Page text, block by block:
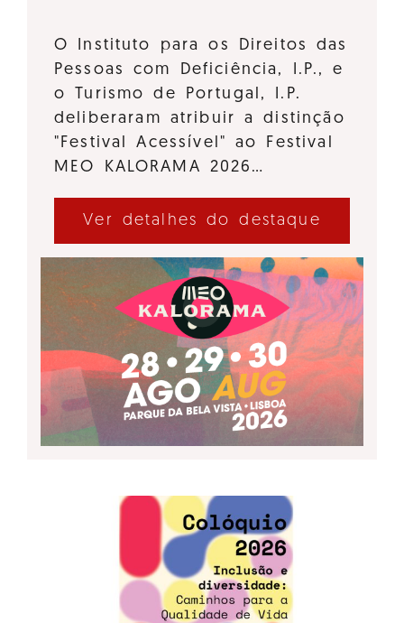
O Instituto para os Direitos das
Pessoas com Deficiência, I.P., e
o Turismo de Portugal, I.P.
deliberaram atribuir a distinção
"Festival Acessível" ao Festival
MEO KALORAMA 2026…
Ver detalhes do destaque